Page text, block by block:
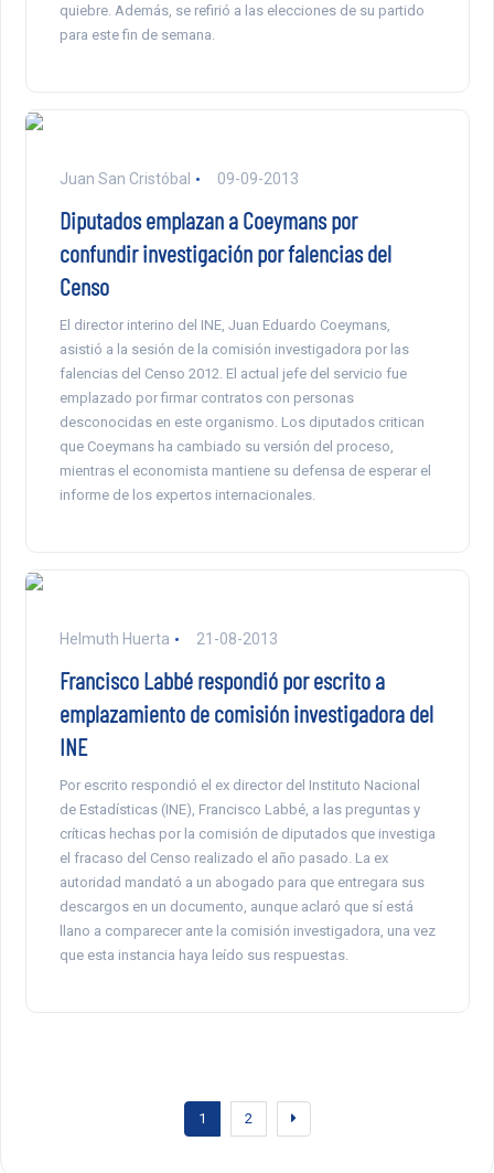
quiebre. Además, se refirió a las elecciones de su partido
para este fin de semana.
Juan San Cristóbal 09-09-2013
Diputados emplazan a Coeymans por
confundir investigación por falencias del
Censo
El director interino del INE, Juan Eduardo Coeymans,
asistió a la sesión de la comisión investigadora por las
falencias del Censo 2012. El actual jefe del servicio fue
emplazado por firmar contratos con personas
desconocidas en este organismo. Los diputados critican
que Coeymans ha cambiado su versión del proceso,
mientras el economista mantiene su defensa de esperar el
informe de los expertos internacionales.
Helmuth Huerta 21-08-2013
Francisco Labbé respondió por escrito a
emplazamiento de comisión investigadora del
INE
Por escrito respondió el ex director del Instituto Nacional
de Estadísticas (INE), Francisco Labbé, a las preguntas y
críticas hechas por la comisión de diputados que investiga
el fracaso del Censo realizado el año pasado. La ex
autoridad mandató a un abogado para que entregara sus
descargos en un documento, aunque aclaró que sí está
llano a comparecer ante la comisión investigadora, una vez
que esta instancia haya leído sus respuestas.
1 2